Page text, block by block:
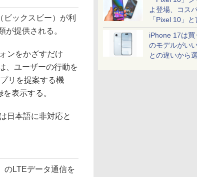
よ登場、コス
「Pixel 10」
iPhone 17は
のモデルがい
との違いから
ックスビー）が利
提供される。
ンをかざすだけ
、ユーザーの行動を
リを提案する機
表示する。
日本語に非対応と
のLTEデータ通信を